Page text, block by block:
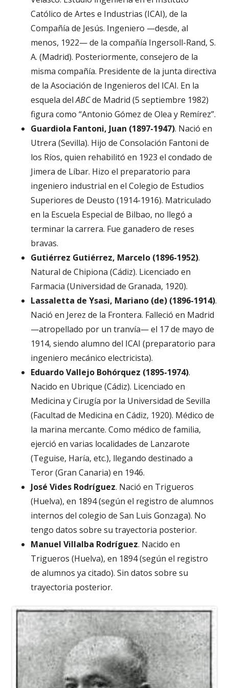
Católico de Artes e Industrias (ICAI), de la
Compañía de Jesús. Ingeniero —desde, al
menos, 1922— de la compañía Ingersoll-Rand, S.
A. (Madrid). Posteriormente, consejero de la
misma compañía. Presidente de la junta directiva
de la Asociación de Ingenieros del ICAI. En la
esquela delABCde Madrid (5 septiembre 1982)
figura como “Antonio Gómez de Olea y Remírez”.
Guardiola Fantoni, Juan (1897-1947). Nació en
Utrera (Sevilla). Hijo de Consolación Fantoni de
los Ríos, quien rehabilitó en 1923 el condado de
Jimera de Líbar. Hizo el preparatorio para
ingeniero industrial en el Colegio de Estudios
Superiores de Deusto (1914-1916). Matriculado
en la Escuela Especial de Bilbao, no llegó a
terminar la carrera. Fue ganadero de reses
bravas.
Gutiérrez Gutiérrez, Marcelo (1896-1952).
Natural de Chipiona (Cádiz). Licenciado en
Farmacia (Universidad de Granada, 1920).
Lassaletta de Ysasi, Mariano (de) (1896-1914).
Nació en Jerez de la Frontera. Falleció en Madrid
—atropellado por un tranvía— el 17 de mayo de
1914, siendo alumno del ICAI (preparatorio para
ingeniero mecánico electricista).
Eduardo Vallejo Bohórquez (1895-1974).
Nacido en Ubrique (Cádiz). Licenciado en
Medicina y Cirugía por la Universidad de Sevilla
(Facultad de Medicina en Cádiz, 1920). Médico de
la marina mercante. Como médico de familia,
ejerció en varias localidades de Lanzarote
(Teguise, Haría, etc.), llegando destinado a
Teror (Gran Canaria) en 1946.
José Vides Rodríguez. Nació en Trigueros
(Huelva), en 1894 (según el registro de alumnos
internos del colegio de San Luis Gonzaga). No
tengo datos sobre su trayectoria posterior.
Manuel Villalba Rodríguez. Nacido en
Trigueros (Huelva), en 1894 (según el registro
de alumnos ya citado). Sin datos sobre su
trayectoria posterior.